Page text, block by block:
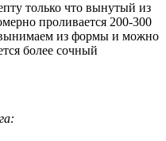
только что вынутый из
проливается 200-300
из формы и можно
более сочный
: